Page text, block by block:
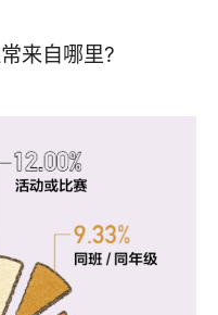
来自哪里?